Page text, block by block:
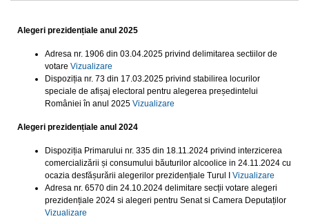
Alegeri prezidențiale anul 2025
Adresa nr. 1906 din 03.04.2025 privind delimitarea sectiilor de
votare Vizualizare
Dispoziția nr. 73 din 17.03.2025 privind stabilirea locurilor
speciale de afișaj electoral pentru alegerea președintelui
României în anul 2025 Vizualizare
Alegeri prezidențiale anul 2024
Dispoziția Primarului nr. 335 din 18.11.2024 privind interzicerea
comercializării și consumului băuturilor alcoolice in 24.11.2024 cu
ocazia desfășurării alegerilor prezidențiale Turul I Vizualizare
Adresa nr. 6570 din 24.10.2024 delimitare secții votare alegeri
prezidențiale 2024 si alegeri pentru Senat si Camera Deputaților
Vizualizare